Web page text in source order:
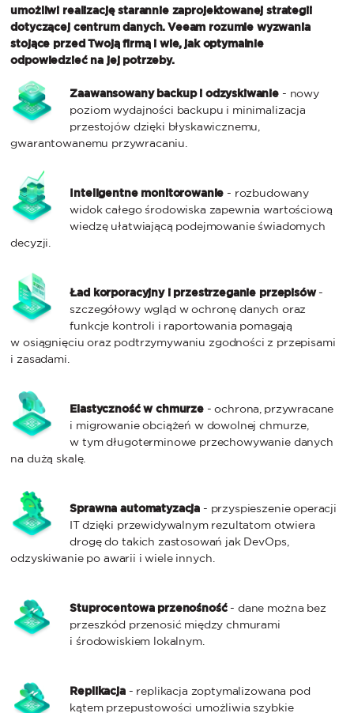
umożliwi realizację starannie zaprojektowanej strategii
dotyczącej centrum danych. Veeam rozumie wyzwania
stojące przed Twoją firmą i wie, jak optymalnie
odpowiedzieć na jej potrzeby.
Zaawansowany backup i odzyskiwanie - nowy
poziom wydajności backupu i minimalizacja
przestojów dzięki błyskawicznemu,
gwarantowanemu przywracaniu.
Inteligentne monitorowanie - rozbudowany
widok całego środowiska zapewnia wartościową
wiedzę ułatwiającą podejmowanie świadomych
decyzji.
Ład korporacyjny i przestrzeganie przepisów-
szczegółowy wgląd w ochronę danych oraz
funkcje kontroli i raportowania pomagają
w osiągnięciu oraz podtrzymywaniu zgodności z przepisami
i zasadami.
Elastyczność w chmurze- ochrona, przywracane
i migrowanie obciążeń w dowolnej chmurze,
w tym długoterminowe przechowywanie danych
na dużą skalę.
Sprawna automatyzacja - przyspieszenie operacji
IT dzięki przewidywalnym rezultatom otwiera
drogę do takich zastosowań jak DevOps,
odzyskiwanie po awarii i wiele innych.
Stuprocentowa przenośność- dane można bez
przeszkód przenosić między chmurami
i środowiskiem lokalnym.
Replikacja- replikacja zoptymalizowana pod
kątem przepustowości umożliwia szybkie